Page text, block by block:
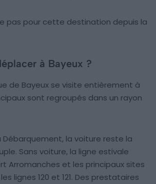
pas pour cette destination depuis la
à Bayeux ?
de Bayeux se visite entièrement à
sont regroupés dans un rayon
Débarquement, la voiture reste la
Sans voiture, la ligne estivale
Arromanches et les principaux sites
lignes 120 et 121. Des prestataires